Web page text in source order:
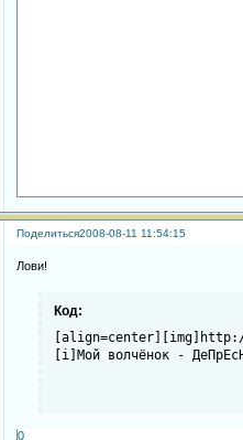
Поделиться2008-08-11 11:54:15
Лови!
Код:
[i]Мой волчёнок -
0